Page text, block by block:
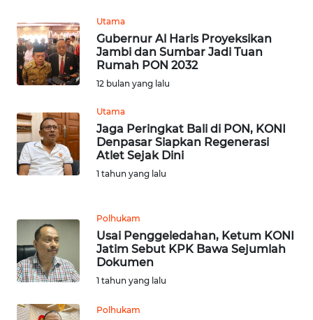
Utama
Gubernur Al Haris Proyeksikan
Jambi dan Sumbar Jadi Tuan
Rumah PON 2032
12 bulan yang lalu
Utama
Jaga Peringkat Bali di PON, KONI
Denpasar Siapkan Regenerasi
Atlet Sejak Dini
1 tahun yang lalu
Polhukam
Usai Penggeledahan, Ketum KONI
Jatim Sebut KPK Bawa Sejumlah
Dokumen
1 tahun yang lalu
Polhukam
WN
PADANG
LAWAS
WN
SUMEDANG
WN
WN
KEPULAUAN
SERIBU
WN